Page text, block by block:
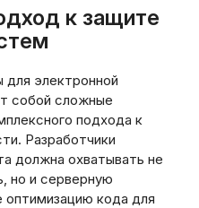
к защите
электронной
собой сложные
подхода к
Разработчики
должна охватывать не
но и серверную
оптимизацию кода для